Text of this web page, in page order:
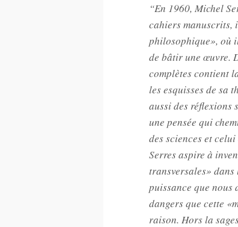
“En 1960, Michel
cahiers manuscrits,
philosophique», où
de bâtir une œuvre.
complètes contient
les esquisses de sa
aussi des réflexions
une pensée qui
des sciences et
Serres aspire à
transversales» dans
puissance que nous
dangers que cette
raison. Hors la